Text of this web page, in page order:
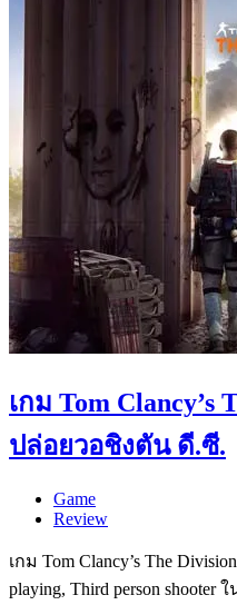
เกม Tom Clancy’s
ปล่อยวอชิงตัน ดี.ซี.
Game
Review
เกม Tom Clancy’s The
playing, Third person